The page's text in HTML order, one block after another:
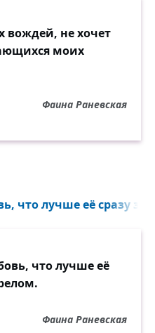
вождей, не хочет
моих
Фаина Раневская
что лучше её сразу
что лучше её
Фаина Раневская